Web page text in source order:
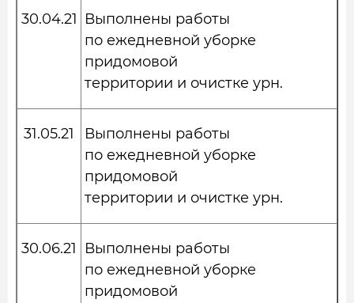
30.04.21 Выполнены работы
по ежедневной уборке
придомовой
территории и очистке урн.
31.05.21
Выполнены работы
по ежедневной уборке
придомовой
территории и очистке урн.
30.06.21
Выполнены работы
по ежедневной уборке
придомовой